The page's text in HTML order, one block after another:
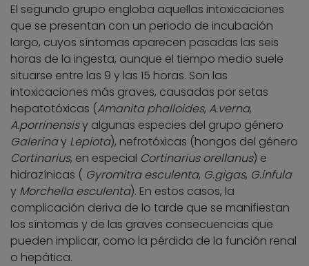
El segundo grupo engloba aquellas intoxicaciones
que se presentan con un periodo de incubación
largo, cuyos síntomas aparecen pasadas las seis
horas de la ingesta, aunque el tiempo medio suele
situarse entre las 9 y las 15 horas. Son las
intoxicaciones más graves, causadas por setas
hepatotóxicas (Amanita phalloides, A.verna,
A.porrinensisy algunas especies del grupo género
Galerinay Lepiota), nefrotóxicas (hongos del género
Cortinarius, en especial Cortinarius orellanus) e
hidrazínicas ( Gyromitra esculenta, G.gigas, G.infula
y Morchella esculenta). En estos casos, la
complicación deriva de lo tarde que se manifiestan
los síntomas y de las graves consecuencias que
pueden implicar, como la pérdida de la función renal
o hepática.